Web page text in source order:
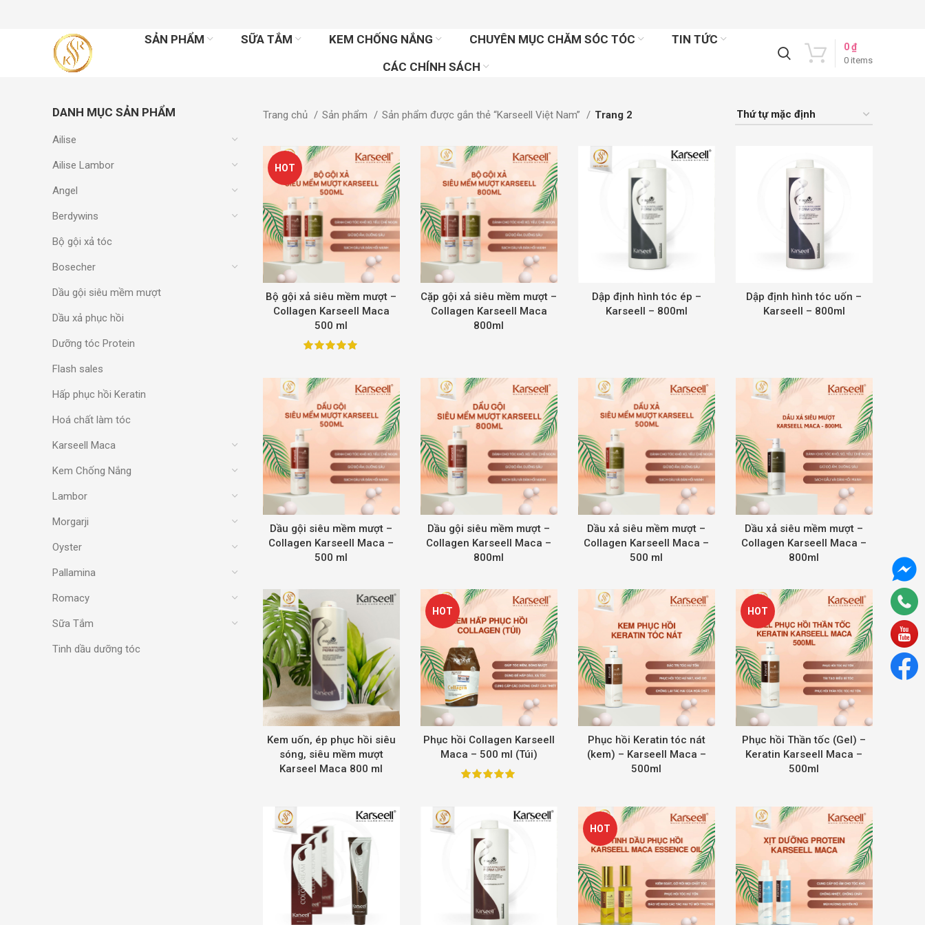
SẢN PHẨM SỮA TẮM KEM CHỐNG NẮNG CHUYÊN MỤC CHĂM SÓC TÓC
TIN TỨC
CÁC CHÍNH SÁCH
0 items
0₫
DANH MỤC SẢN PHẨM
Ailise
Ailise Lambor
Angel
Berdywins
Bộ gội xả tóc
Bosecher
Dầu gội siêu mềm mượt
Dầu xả phục hồi
Dưỡng tóc Protein
Flash sales
Hấp phục hồi Keratin
Hoá chất làm tóc
Karseell Maca
Kem Chống Nắng
Lambor
Morgarji
Oyster
Pallamina
Romacy
Sữa Tắm
Tinh dầu dưỡng tóc
Trang chủ Sản phẩm Sản phẩm được gắn thẻ “Karseell Việt Nam” Trang 2
HOT
Bộ gội xả siêu mềm mượt –
Collagen Karseell Maca
500 ml
Cặp gội xả siêu mềm mượt –
Collagen Karseell Maca
800ml
Dập định hình tóc ép –
Karseell – 800ml
Dập định hình tóc uốn –
Karseell – 800ml
Dầu gội siêu mềm mượt –
Collagen Karseell Maca –
500 ml
Dầu gội siêu mềm mượt –
Collagen Karseell Maca –
800ml
Dầu xả siêu mềm mượt –
Collagen Karseell Maca –
500 ml
Dầu xả siêu mềm mượt –
Collagen Karseell Maca –
800ml
Kem uốn, ép phục hồi siêu
sóng, siêu mềm mượt
Karseel Maca 800 ml
HOT
Phục hồi Collagen Karseell
Maca – 500 ml (Túi)
Phục hồi Keratin tóc nát
(kem) – Karseell Maca –
500ml
HOT
Phục hồi Thần tốc (Gel) –
Keratin Karseell Maca –
500ml
HOT